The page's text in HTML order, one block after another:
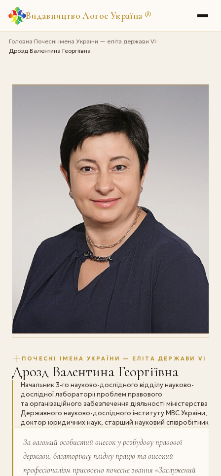
Видавництво Логос Україна ®
Головна›Почесні імена України — еліта держави VI›
Дрозд Валентина Георгіївна
ПОЧЕСНІ ІМЕНА УКРАЇНИ — ЕЛІТА ДЕРЖАВИ VI
Дрозд Валентина Георгіївна
Начальник 3-го науково-дослідного відділу науково-
дослідної лабораторії проблем правового
та організаційного забезпечення діяльності міністерства
Державного науково-дослідного інституту МВС України,
доктор юридичних наук, старший науковий співробітник
За вагомий особистий внесок у розбудову пра­вової
держави, багаторічну плідну працю та висо­кий
професіоналізм присвоєно почесне звання «­За­служений